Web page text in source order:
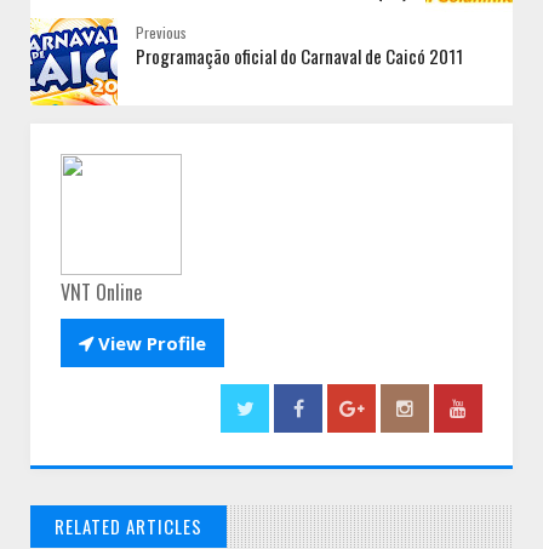
Previous
Programação oficial do Carnaval de Caicó 2011
VNT Online
View Profile
RELATED ARTICLES